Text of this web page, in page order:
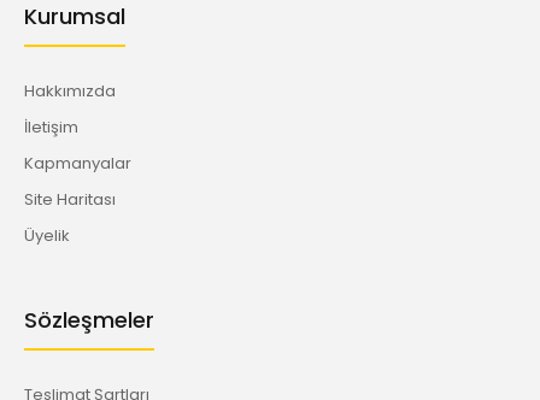
Kurumsal
Hakkımızda
İletişim
Kapmanyalar
Site Haritası
Üyelik
Sözleşmeler
Teslimat Şartları